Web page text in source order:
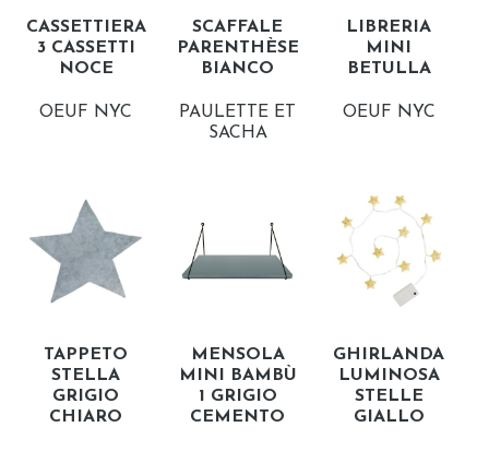
CASSETTIERA
3 CASSETTI
NOCE
OEUF NYC
SCAFFALE
PARENTHÈSE
BIANCO
PAULETTE ET
SACHA
LIBRERIA
MINI
BETULLA
OEUF NYC
TAPPETO
STELLA
GRIGIO
CHIARO
MENSOLA
MINI BAMBÙ
1 GRIGIO
CEMENTO
GHIRLANDA
LUMINOSA
STELLE
GIALLO